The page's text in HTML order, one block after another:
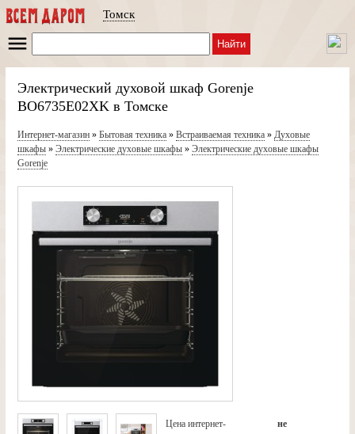
Томск
Найти
Электрический духовой шкаф Gorenje
BO6735E02XK в Томске
Интернет-магазин» Бытовая техника» Встраиваемая техника» Духовые
шкафы» Электрические духовые шкафы» Электрические духовые шкафы
Gorenje
Цена интернет-
не